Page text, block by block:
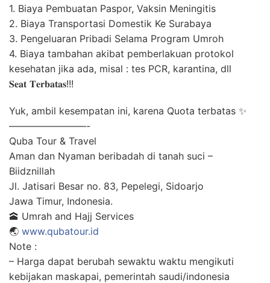
1. Biaya Pembuatan Paspor, Vaksin Meningitis
2. Biaya Transportasi Domestik Ke Surabaya
3. Pengeluaran Pribadi Selama Program Umroh
4. Biaya tambahan akibat pemberlakuan protokol
kesehatan jika ada, misal : tes PCR, karantina, dll
𝐒𝐞𝐚𝐭 𝐓𝐞𝐫𝐛𝐚𝐭𝐚𝐬!!!
Yuk, ambil kesempatan ini, karena Quota terbatas ✨
————————-
Quba Tour & Travel
Aman dan Nyaman beribadah di tanah suci –
Biidznillah
Jl. Jatisari Besar no. 83, Pepelegi, Sidoarjo
Jawa Timur, Indonesia.
🕋 Umrah and Hajj Services
🌏 www.qubatour.id
Note :
– Harga dapat berubah sewaktu waktu mengikuti
kebijakan maskapai, pemerintah saudi/indonesia